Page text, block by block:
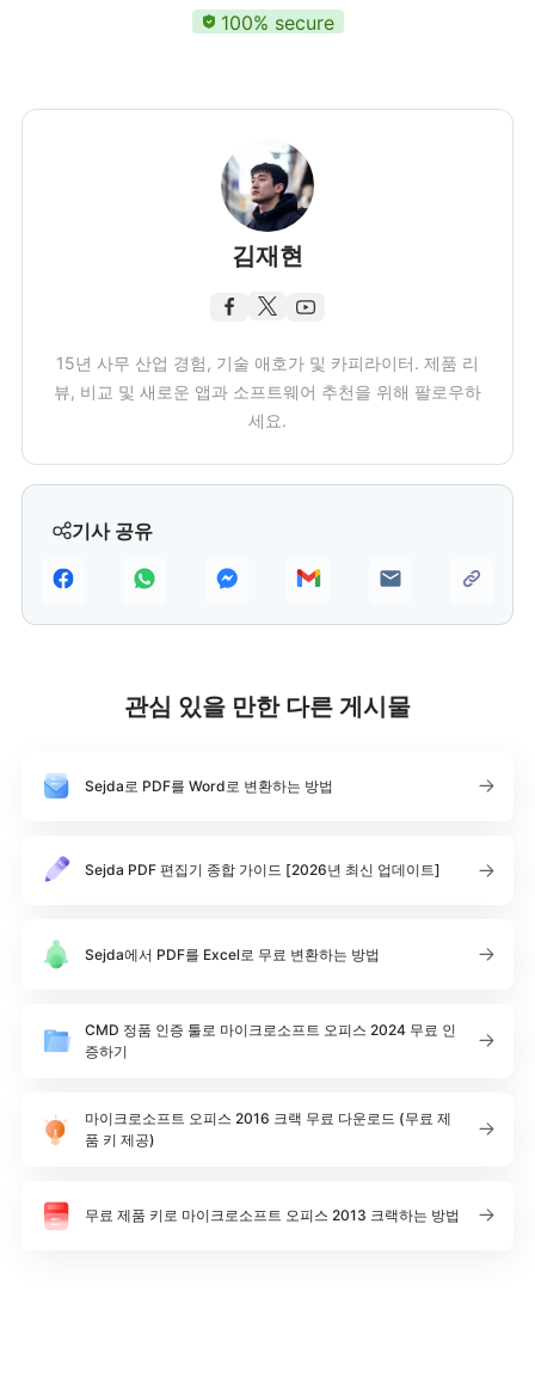
기사 공유
100% secure
김재현
15년 사무 산업 경험, 기술 애호가 및 카피라이터. 제품 리
뷰, 비교 및 새로운 앱과 소프트웨어 추천을 위해 팔로우하
세요.
관심 있을 만한 다른 게시물
Sejda로 PDF를 Word로 변환하는 방법
Sejda PDF 편집기 종합 가이드 [2026년 최신 업데이트]
Sejda에서 PDF를 Excel로 무료 변환하는 방법
CMD 정품 인증 툴로 마이크로소프트 오피스 2024 무료 인
증하기
마이크로소프트 오피스 2016 크랙 무료 다운로드 (무료 제
품 키 제공)
무료 제품 키로 마이크로소프트 오피스 2013 크랙하는 방법